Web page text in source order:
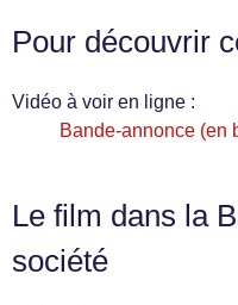
Pour découvrir
Vidéo à voir en ligne :
Bande-annonce (en
Le film dans la
société